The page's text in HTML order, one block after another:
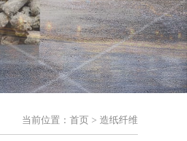
当前位置： 首页 > 造纸纤维